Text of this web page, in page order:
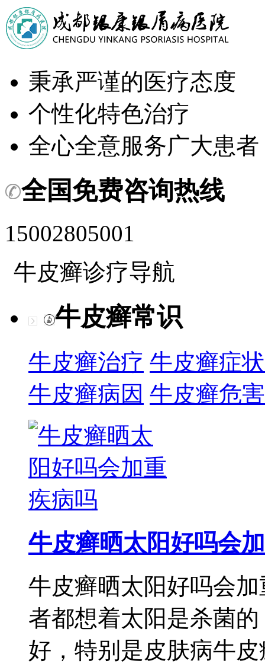
秉承严谨的医疗态度
个性化特色治疗
全心全意服务广大患者
全国免费咨询热线
15002805001
牛皮癣诊疗导航
牛皮癣常识
牛皮癣治疗 牛皮癣症状
牛皮癣病因 牛皮癣危害
牛皮癣晒太阳好吗会加
牛皮癣晒太阳好吗会
者都想着太阳是杀菌
好，特别是皮肤病牛